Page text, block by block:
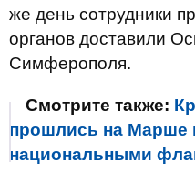
же день сотрудники
органов доставили
Симферополя.
Смотрите также:
прошлись на Марше
национальными